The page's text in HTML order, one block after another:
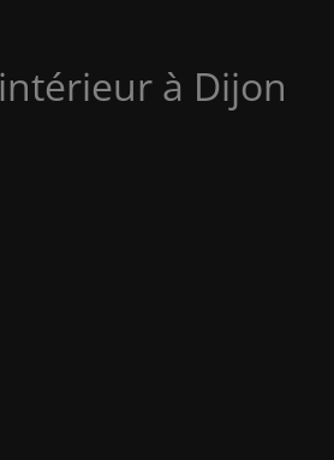
à Dijon